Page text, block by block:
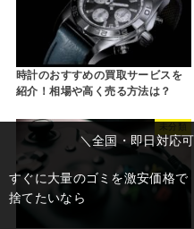
時計のおすすめの買取サービスを
紹介！相場や高く売る方法は？
未分類
＼全国・即日対応
すぐに大量のゴミを激安価格で
捨てたいなら